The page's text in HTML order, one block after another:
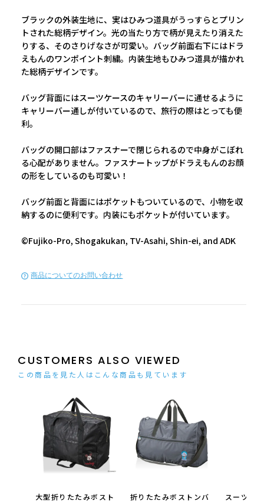
ブラックの外装生地に、実はひみつ道具がうっすらとプリン
トされた総柄デザイン。光の当たり方で柄が見えたり消えた
りする、そのさりげなさが可愛い。バッグ前面右下にはドラ
えもんのワンポイント刺繍。内装生地もひみつ道具が描かれ
た総柄デザインです。
バッグ背面にはスーツケースのキャリーバーに通せるように
キャリーバー通しが付いているので、旅行の際はとっても便
利。
バッグの開口部はファスナーで閉じられるので中身がこぼれ
る心配がありません。ファスナートップがドラえもんのお顔
の形をしているのも可愛い！
バッグ前面と背面にはポケットもついているので、小物を収
納するのに便利です。内装にもポケットが付いています。
©Fujiko-Pro, Shogakukan, TV-Asahi, Shin-ei, and ADK
商品についてのお問い合わせ
この商品を見た人はこんな商品も見ています
CUSTOMERS ALSO VIEWED
大型折りたたみボスト
折りたたみボストンバ
スーツケ